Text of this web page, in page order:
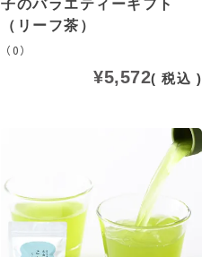
子のバラエティーギフト
（リーフ茶）
（0）
¥5,572 税込